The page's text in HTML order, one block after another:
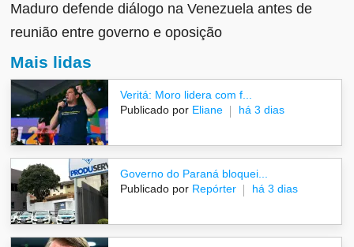
Maduro defende diálogo na Venezuela antes de
reunião entre governo e oposição
Mais lidas
Veritá: Moro lidera com f...
Publicado por Eliane há 3 dias
Governo do Paraná bloquei...
Publicado por Repórter há 3 dias